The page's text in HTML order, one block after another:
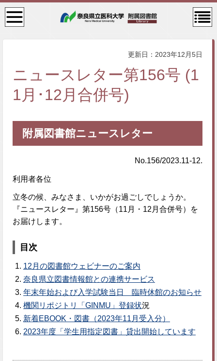
検
索・
メニ
コン
テン
ニュ
更新日：2023年12月5日
ニュースレター第156号 (1
1月･12月合併号)
附属図書館ニュースレター
No.156/2023.11-12.
利用者各位
立冬の候、みなさま、いかがお過ごしでしょうか。
『ニュースレター』第156号（11月・12月合併号）を
お届けします。
目次
12月の図書館ウェビナーのご案内
奈良県立図書情報館との連携サービス
年末年始および入学試験当日 臨時休館のお知らせ
機関リポジトリ「GINMU」登録状況
新着EBOOK・図書（2023年11月受入分）
2023年度「学生用指定図書」貸出開始しています